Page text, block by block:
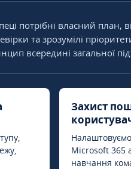
потрібні власний план,
та зрозумілі
всередині загальної
Захист
Microsoft 365
навчання